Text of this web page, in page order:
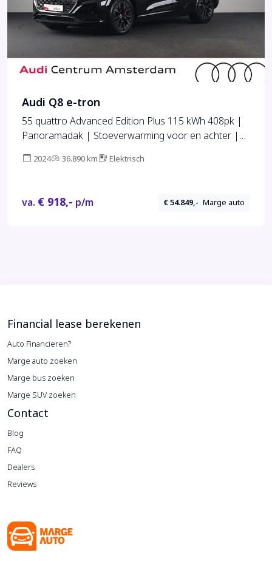
Audi Q8 e-tron
55 quattro Advanced Edition Plus 115 kWh 408pk |
Panoramadak | Stoeverwarming voor en achter |
2024 36.890 km Elektrisch
va. € 918,- p/m € 54.849,- Marge auto
Financial lease berekenen
Auto Financieren?
Marge auto zoeken
Marge bus zoeken
Marge SUV zoeken
Contact
Blog
FAQ
Dealers
Reviews